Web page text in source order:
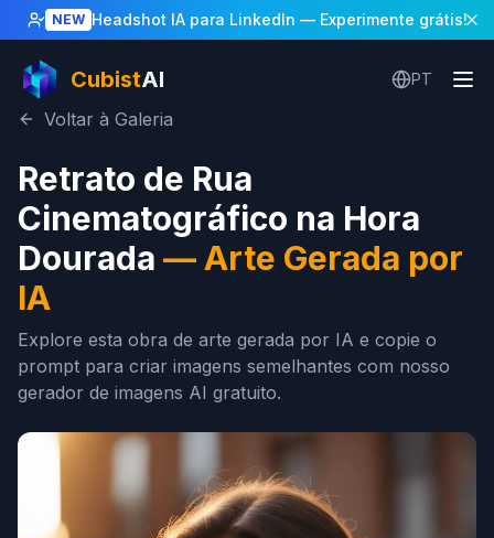
NEW Headshot IA para LinkedIn — Experimente grátis!
CubistAI PT
Voltar à Galeria
Retrato de Rua
Cinematográfico na Hora
Dourada —Arte Gerada por
IA
Explore esta obra de arte gerada por IA e copie o
prompt para criar imagens semelhantes com nosso
gerador de imagens AI gratuito.